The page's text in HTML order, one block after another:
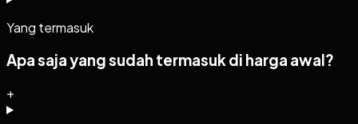
Yang termasuk
Apa saja yang sudah termasuk di harga awal?
+